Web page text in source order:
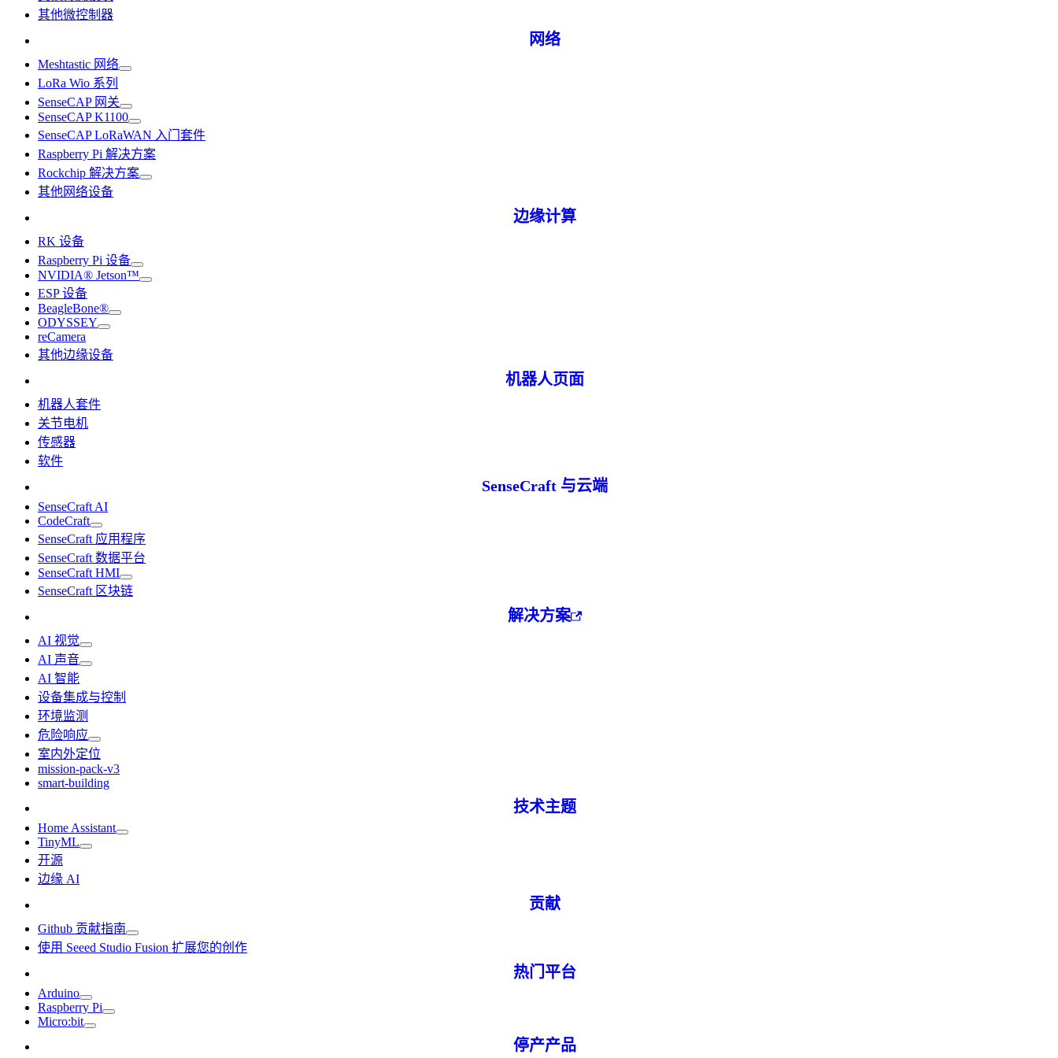
其他微控制器
网络
Meshtastic 网络
LoRa Wio 系列
SenseCAP 网关
SenseCAP K1100
SenseCAP LoRaWAN 入门套件
Raspberry Pi 解决方案
Rockchip 解决方案
其他网络设备
边缘计算
RK 设备
Raspberry Pi 设备
NVIDIA® Jetson™
ESP 设备
BeagleBone®
ODYSSEY
reCamera
其他边缘设备
机器人页面
机器人套件
关节电机
传感器
软件
SenseCraft 与云端
SenseCraft AI
CodeCraft
SenseCraft 应用程序
SenseCraft 数据平台
SenseCraft HMI
SenseCraft 区块链
解决方案
AI 视觉
AI 声音
AI 智能
设备集成与控制
环境监测
危险响应
室内外定位
mission-pack-v3
smart-building
技术主题
Home Assistant
TinyML
开源
边缘 AI
贡献
Github 贡献指南
使用 Seeed Studio Fusion 扩展您的创作
热门平台
Arduino
Raspberry Pi
Micro:bit
停产产品